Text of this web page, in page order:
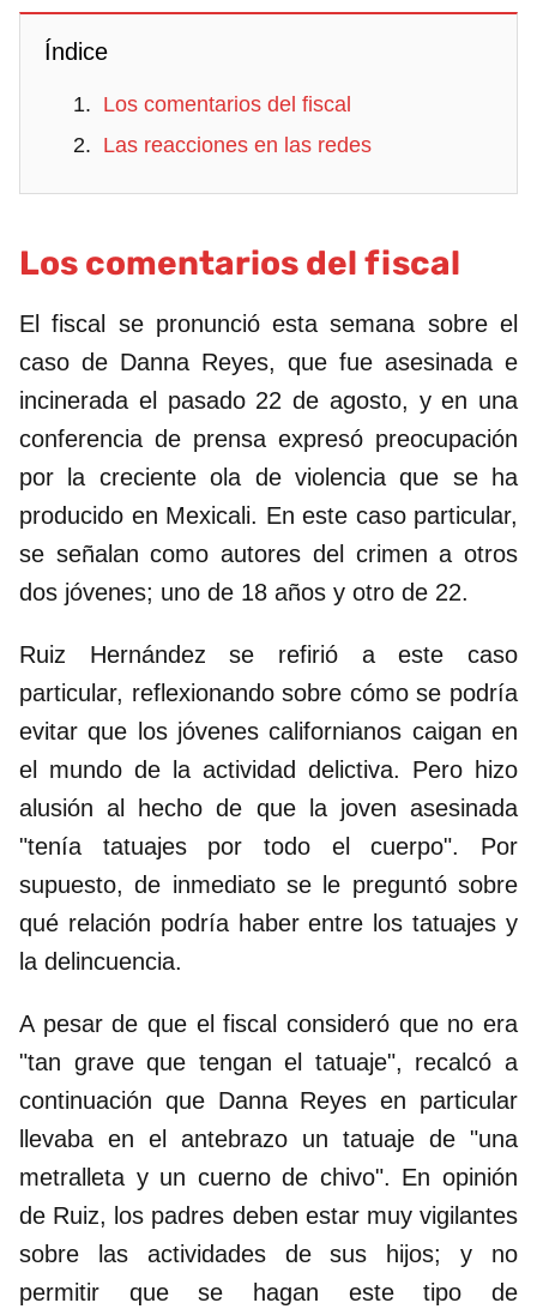
Índice
Los comentarios del fiscal
Las reacciones en las redes
Los comentarios del fiscal
El fiscal se pronunció esta semana sobre el
caso de Danna Reyes, que fue asesinada e
incinerada el pasado 22 de agosto, y en una
conferencia de prensa expresó preocupación
por la creciente ola de violencia que se ha
producido en Mexicali. En este caso particular,
se señalan como autores del crimen a otros
dos jóvenes; uno de 18 años y otro de 22.
Ruiz Hernández se refirió a este caso
particular, reflexionando sobre cómo se podría
evitar que los jóvenes californianos caigan en
el mundo de la actividad delictiva. Pero hizo
alusión al hecho de que la joven asesinada
"tenía tatuajes por todo el cuerpo". Por
supuesto, de inmediato se le preguntó sobre
qué relación podría haber entre los tatuajes y
la delincuencia.
A pesar de que el fiscal consideró que no era
"tan grave que tengan el tatuaje", recalcó a
continuación que Danna Reyes en particular
llevaba en el antebrazo un tatuaje de "una
metralleta y un cuerno de chivo". En opinión
de Ruiz, los padres deben estar muy vigilantes
sobre las actividades de sus hijos; y no
permitir que se hagan este tipo de